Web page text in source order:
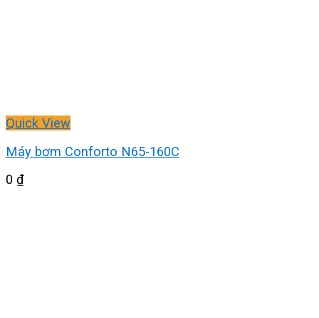
Quick View
Máy bơm Conforto N65-160C
0 ₫